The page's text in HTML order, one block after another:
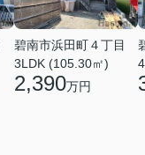
碧南市浜田町４丁目
3LDK (105.30㎡)
2,390万円